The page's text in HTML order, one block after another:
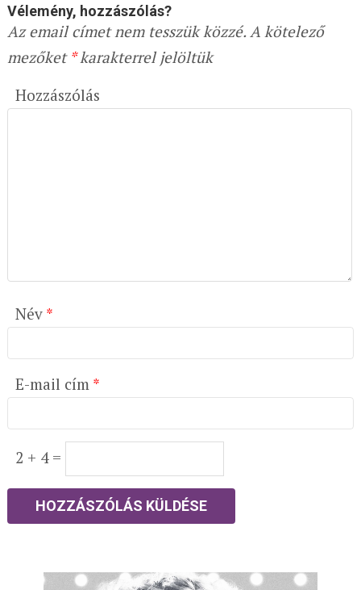
Vélemény, hozzászólás?
Az email címet nem tesszük közzé.A kötelező
mezőket *karakterrel jelöltük
Hozzászólás
Név *
E-mail cím *
2 + 4 =